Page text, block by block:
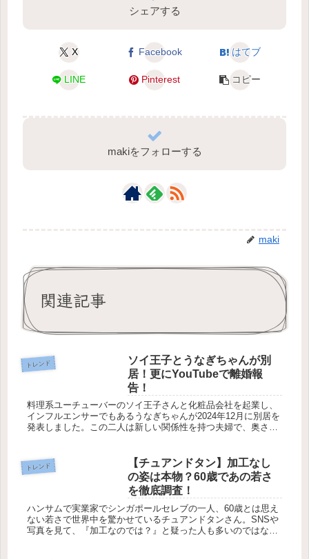
シェアする
X Facebook はてブ
LINE Pinterest コピー
makiをフォローする
maki
関連記事
トレンド
ソイ王子とうなぎちゃんが別
居！更にYouTubeで離婚報
告！
料理系ユーチューバーのソイ王子さんと化粧品会社を起業し、
インフルエンサーでもあるうなぎちゃんが2024年12月に別居を
発表しました。この二人は新しい関係性を持つ夫婦で、奥さん
トレンド
【チュアンドタン】加工なし
の姿は本物？60歳であの若さ
を徹底調査！
ハンサムで実業家でシンガポールセレブの一人、60歳とは思え
ない若さで世界中を驚かせているチュアンドタンさん。SNSや
写真を見て、『加工なのでは？』と疑った人も多いのではない